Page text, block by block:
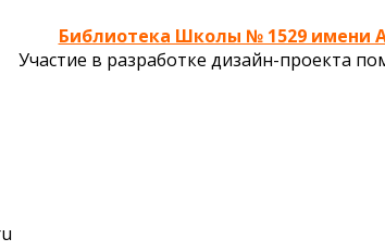
Библиотека Школы № 1529 имени
Участие в разработке дизайн-проекта